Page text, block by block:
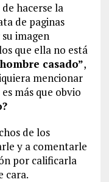
hacerse la
de paginas
imagen
que ella no está
casado”,
mencionar
más que obvio
de los
y a comentarle
por calificarla
cara.